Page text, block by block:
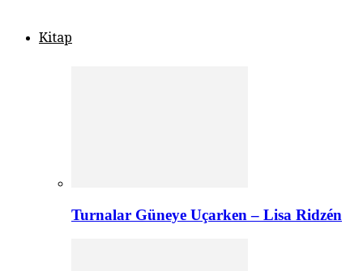
Kitap
Turnalar Güneye Uçarken – Lisa Ridzén